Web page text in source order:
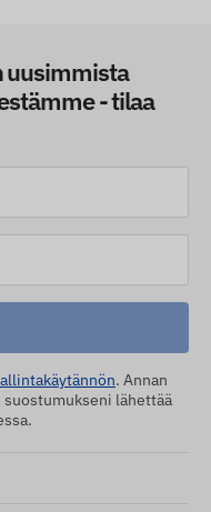
uusimmista
- tilaa
. Annan
lähettää